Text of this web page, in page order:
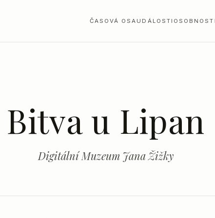
ČASOVÁ OSA UDÁLOSTI OSOBNOSTI
Bitva u Lipan
Digitální Muzeum Jana Žižky